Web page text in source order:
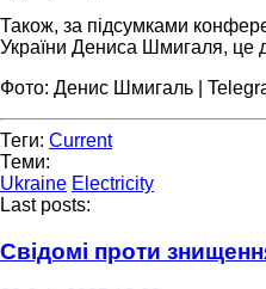
Також, за підсумками
України Дениса Шмигаля, це
Фото: Денис Шмигаль |
Теги: Current
Теми:
Ukraine Electricity
Last posts:
Свідомі проти